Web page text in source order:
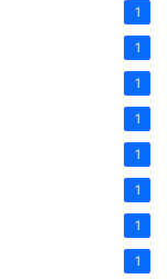
1
1
1
1
1
1
1
1